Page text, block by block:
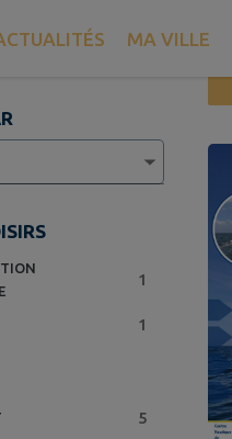
Pied de page
MA VILLE
1
1
5